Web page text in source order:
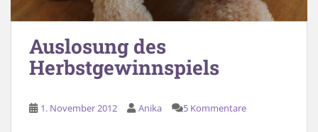
Auslosung des
Herbstgewinnspiels
1. November 2012 Anika 5 Kommentare